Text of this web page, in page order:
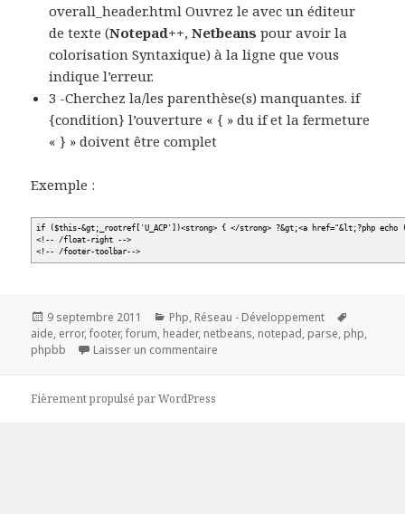
overall_header.html Ouvrez le avec un éditeur
de texte (Notepad++,Netbeans pour avoir la
colorisation Syntaxique) à la ligne que vous
indique l’erreur.
3 -Cherchez la/les parenthèse(s) manquantes. if
{condition} l’ouverture « { » du if et la fermeture
« } » doivent être complet
Exemple :
if ($this-&gt;_rootref['U_ACP'])<strong> { </strong> ?&gt;<a href="&lt;?php
<!-- /float-right -->
<!-- /footer-toolbar-->
Publié
le
9 septembre 2011 Catégories
Php, Réseau - Développement
clés
aide, error,footer,forum, header, netbeans, notepad, parse, php,
phpbb
Laisser un commentaire
Fièrement propulsé par WordPress